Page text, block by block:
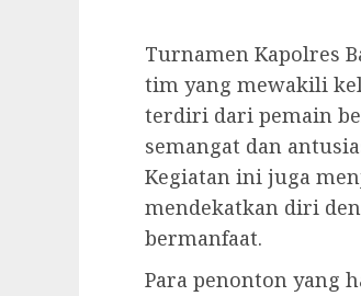
Turnamen Kapolres
tim yang mewakili
terdiri dari pemain
semangat dan
Kegiatan ini juga
mendekatkan diri
bermanfaat.
Para penonton yang